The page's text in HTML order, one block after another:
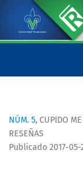
Guadalajara
NÚM. 5, CUPIDO
RESEÑAS
Publicado 2017-05-